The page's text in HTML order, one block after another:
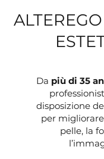
Da più di 35
disposizione
per
pelle, la